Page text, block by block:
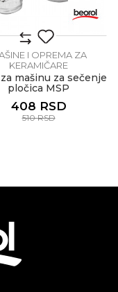
I OPREMA ZA
KERAMIČARE
mašinu za sečenje
pločica MSP
408 RSD
510RSD